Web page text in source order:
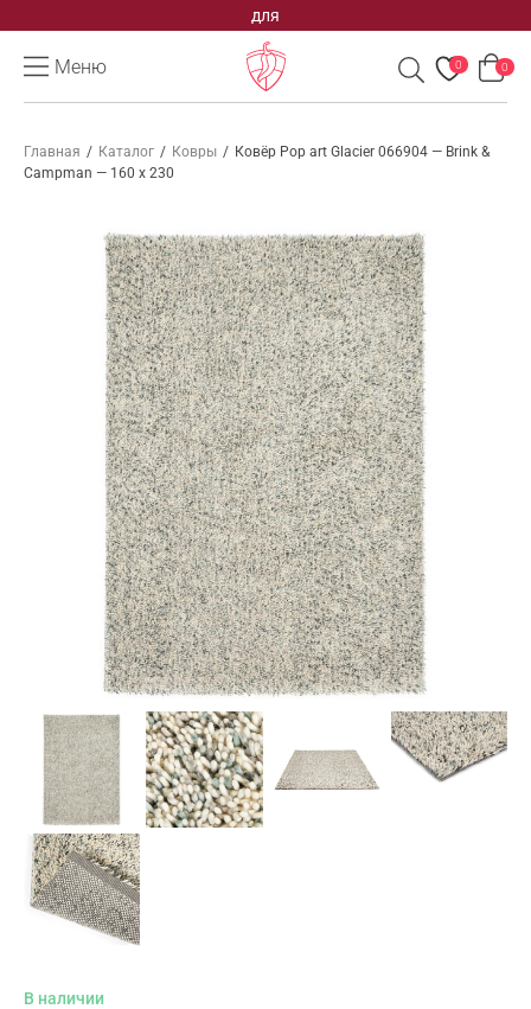
для
Меню 0 0
Главная / Каталог / Ковры / Ковёр Pop art Glacier 066904 — Brink &
Campman — 160 x 230
В наличии